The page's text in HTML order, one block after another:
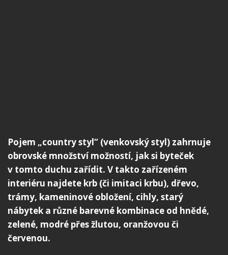
Pojem „country styl“ (venkovský styl) zahrnuje
obrovské množství možností, jak si byteček
v tomto duchu zařídit. V takto zařízeném
interiéru najdete krb (či imitaci krbu), dřevo,
trámy, kameninové obložení, cihly, starý
nábytek a různé barevné kombinace od hnědé,
zelené, modré přes žlutou, oranžovou či
červenou.